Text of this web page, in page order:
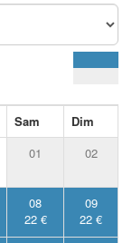
Sam
Dim
01 02
08
22 €
09
22 €